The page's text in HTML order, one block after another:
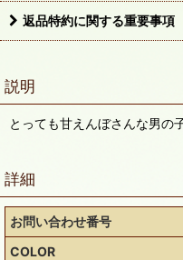
返品特約に関する重要事項
説明
とっても甘えんぼさんな男の
詳細
お問い合わせ番号
COLOR